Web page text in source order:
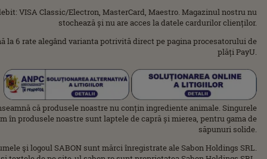
VISA Classic/Electron, MasterCard, Maestro. Magazinul nostru nu
stochează și nu are acces la datele cardurilor clienților.
6 rate alegând varianta potrivită direct pe pagina procesatorului de
plăți PayU.
că produsele noastre nu conțin ingrediente animale. Singurele
în produsele noastre sunt laptele de capră și mierea, pentru gama de
săpunuri solide.
şi logoul SABON sunt mărci înregistrate ale Sabon Holdings SRL.